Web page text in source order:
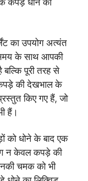
कपड़े धोने की
का उपयोग अत्यंत
के साथ आपकी
पूरी तरह से
की देखभाल के
किए गए हैं, जो
हैं।
को धोने के बाद एक
न केवल कपड़े की
चमक को भी